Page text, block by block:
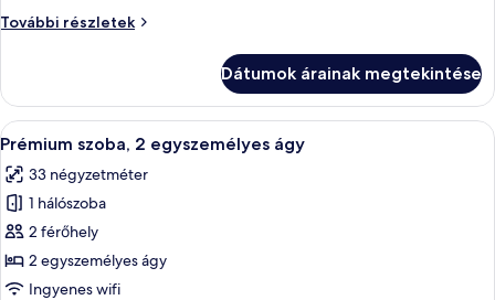
1
méretű)
franciaágy
További részletek
Prémium
(extra
méretű)
franciaágy
részletei
Dátumok árainak megtekintése
A
következő
szoba
összes
képének
megtekintése:
Prémium
Egy szállodai szoba, amelyben
9
Prémium szoba, 2 egyszemélyes ágy
33 négyzetméter
1 hálószoba
2 férőhely
2 egyszemélyes ágy
Ingyenes wifi